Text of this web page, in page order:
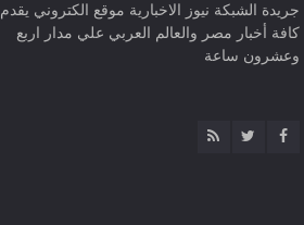
جريدة الشبكة نيوز الاخبارية موقع الكتروني يقدم
كافة أخبار مصر والعالم العربي علي مدار اربع
وعشرون ساعة